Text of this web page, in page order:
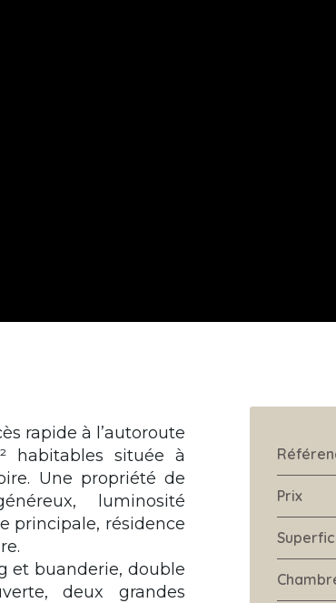
rapide à l’autoroute
habitables située à
Une propriété de
luminosité
principale, résidence
et buanderie, double
deux grandes
Prix